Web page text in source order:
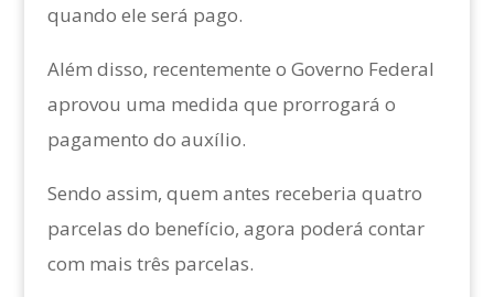
quando ele será pago.
Além disso, recentemente o Governo Federal
aprovou uma medida que prorrogará o
pagamento do auxílio.
Sendo assim, quem antes receberia quatro
parcelas do benefício, agora poderá contar
com mais três parcelas.